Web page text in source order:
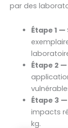
par des
Étape 1
Étape 2
Étape 3
impacts
kg.